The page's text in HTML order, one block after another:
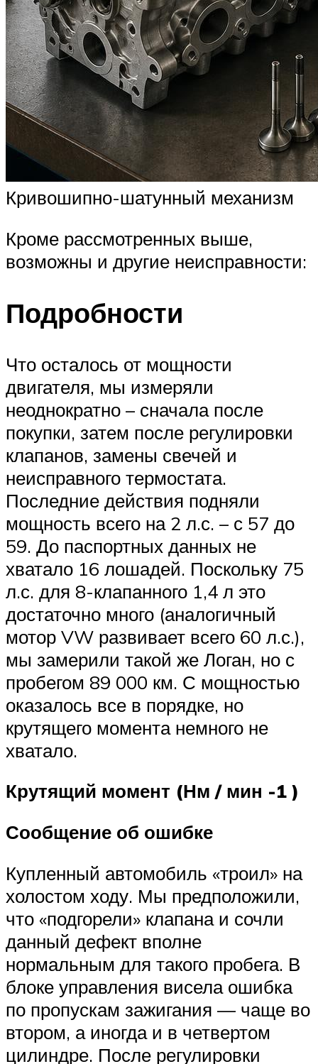
Кривошипно-шатунный механизм
Кроме рассмотренных выше,
возможны и другие неисправности:
Подробности
Что осталось от мощности
двигателя, мы измеряли
неоднократно – сначала после
покупки, затем после регулировки
клапанов, замены свечей и
неисправного термостата.
Последние действия подняли
мощность всего на 2 л.с. – с 57 до
59. До паспортных данных не
хватало 16 лошадей. Поскольку 75
л.с. для 8-клапанного 1,4 л это
достаточно много (аналогичный
мотор VW развивает всего 60 л.с.),
мы замерили такой же Логан, но с
пробегом 89 000 км. С мощностью
оказалось все в порядке, но
крутящего момента немного не
хватало.
Крутящий момент (Нм / мин -1 )
Сообщение об ошибке
Купленный автомобиль «троил» на
холостом ходу. Мы предположили,
что «подгорели» клапана и сочли
данный дефект вполне
нормальным для такого пробега. В
блоке управления висела ошибка
по пропускам зажигания — чаще во
втором, а иногда и в четвертом
цилиндре. После регулировки